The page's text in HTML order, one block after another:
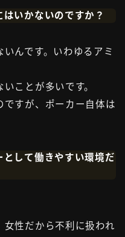
いかないのですか？
んです。いわゆるアミ
ことが多いです。
ですが、ポーカー自体は
して働きやすい環境だ
性だから不利に扱われ